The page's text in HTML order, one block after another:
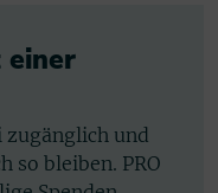
einer
zugänglich und
so bleiben. PRO